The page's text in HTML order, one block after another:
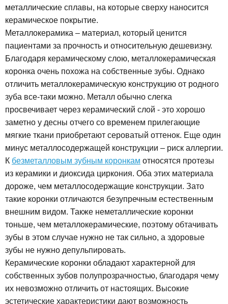
металлические сплавы, на которые сверху наносится
керамическое покрытие.
Металлокерамика – материал, который ценится
пациентами за прочность и относительную дешевизну.
Благодаря керамическому слою, металлокерамическая
коронка очень похожа на собственные зубы. Однако
отличить металлокерамическую конструкцию от родного
зуба все-таки можно. Металл обычно слегка
просвечивает через керамический слой - это хорошо
заметно у десны отчего со временем прилегающие
мягкие ткани приобретают сероватый оттенок. Еще один
минус металлосодержащей конструкции – риск аллергии.
К безметалловым зубным коронкам относятся протезы
из керамики и диоксида циркония. Оба этих материала
дороже, чем металлосодержащие конструкции. Зато
такие коронки отличаются безупречным естественным
внешним видом. Также неметаллические коронки
тоньше, чем металлокерамические, поэтому обтачивать
зубы в этом случае нужно не так сильно, а здоровые
зубы не нужно депульпировать.
Керамические коронки обладают характерной для
собственных зубов полупрозрачностью, благодаря чему
их невозможно отличить от настоящих. Высокие
эстетические характеристики дают возможность